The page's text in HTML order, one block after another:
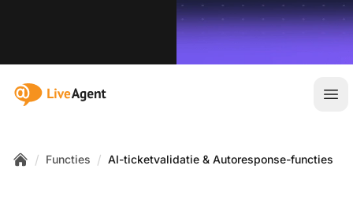
:site.title
/ Functies / AI-ticketvalidatie & Autoresponse-functies